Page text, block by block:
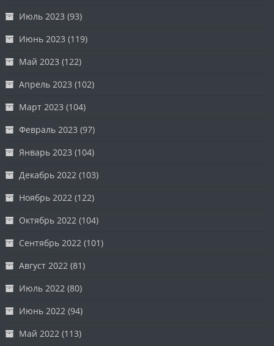
Июль 2023 (93)
Июнь 2023 (119)
Май 2023 (122)
Апрель 2023 (102)
Март 2023 (104)
Февраль 2023 (97)
Январь 2023 (104)
Декабрь 2022 (103)
Ноябрь 2022 (122)
Октябрь 2022 (104)
Сентябрь 2022 (101)
Август 2022 (81)
Июль 2022 (80)
Июнь 2022 (94)
Май 2022 (113)